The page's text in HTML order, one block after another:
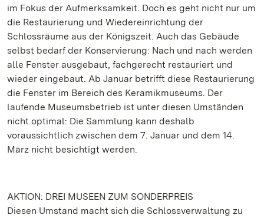
im Fokus der Aufmerksamkeit. Doch es geht nicht nur um
die Restaurierung und Wiedereinrichtung der
Schlossräume aus der Königszeit. Auch das Gebäude
selbst bedarf der Konservierung: Nach und nach werden
alle Fenster ausgebaut, fachgerecht restauriert und
wieder eingebaut. Ab Januar betrifft diese Restaurierung
die Fenster im Bereich des Keramikmuseums. Der
laufende Museumsbetrieb ist unter diesen Umständen
nicht optimal: Die Sammlung kann deshalb
voraussichtlich zwischen dem 7. Januar und dem 14.
März nicht besichtigt werden.
AKTION: DREI MUSEEN ZUM SONDERPREIS
Diesen Umstand macht sich die Schlossverwaltung zu